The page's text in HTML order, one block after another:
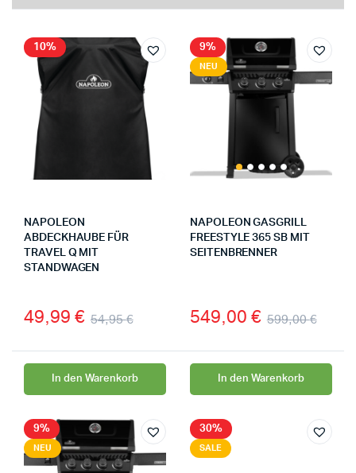
10%
NAPOLEON
ABDECKHAUBE FÜR
TRAVEL Q MIT
STANDWAGEN
54,95€
49,99 €
In den Warenkorb
9%
NEU
NAPOLEON GASGRILL
FREESTYLE 365 SB MIT
SEITENBRENNER
599,00€
549,00 €
In den Warenkorb
9%
NEU
30%
SALE